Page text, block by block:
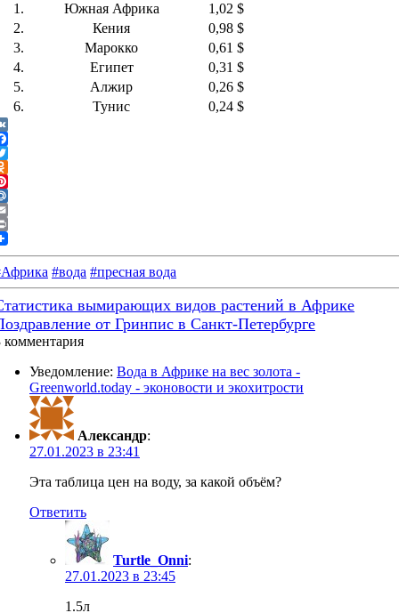
1. Южная Африка
1,02 $
2.
Кения
0,98 $
3.
Марокко
0,61 $
4.
Египет
0,31 $
5.
Алжир
0,26 $
6.
Тунис 0,24 $
#вода #пресная вода
вымирающих видов растений в Африке
от Гринпис в Санкт-Петербурге
комментария
Уведомление: Вода в Африке на вес золота -
Greenworld.today - эконовости и экохитрости
Александр:
27.01.2023 в 23:41
Эта таблица цен на воду, за какой объём?
Ответить
Turtle_Onni:
27.01.2023 в 23:45
1.5л